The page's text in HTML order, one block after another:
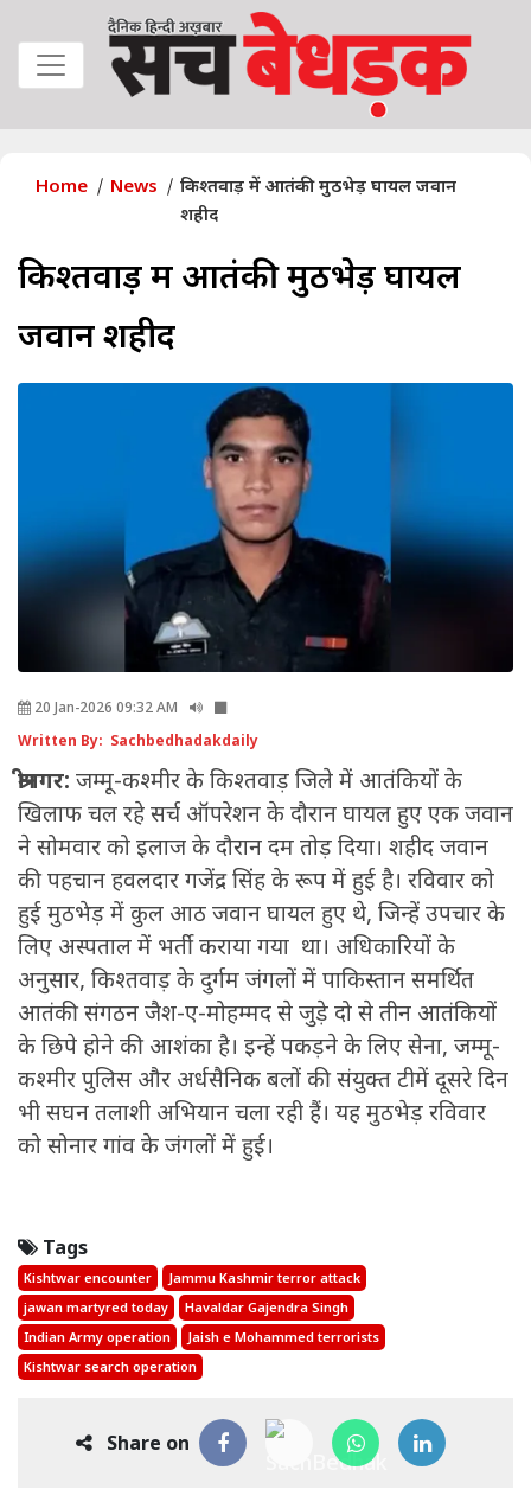
Home News
किश्तवाड़ में आतंकी मुठभेड़ घायल जवान
शहीद
किश्तवाड़ में आतंकी मुठभेड़ घायल
जवान शहीद
20 Jan-2026 09:32 AM
Written By: Sachbedhadakdaily
श्रीनगर: जम्मू-कश्मीर के किश्तवाड़ जिले में आतंकियों के
खिलाफ चल रहे सर्च ऑपरेशन के दौरान घायल हुए एक जवान
ने सोमवार को इलाज के दौरान दम तोड़ दिया। शहीद जवान
की पहचान हवलदार गजेंद्र सिंह के रूप में हुई है। रविवार को
हुई मुठभेड़ में कुल आठ जवान घायल हुए थे, जिन्हें उपचार के
लिए अस्पताल में भर्ती कराया गया था। अधिकारियों के
अनुसार, किश्तवाड़ के दुर्गम जंगलों में पाकिस्तान समर्थित
आतंकी संगठन जैश-ए-मोहम्मद से जुड़े दो से तीन आतंकियों
के छिपे होने की आशंका है। इन्हें पकड़ने के लिए सेना, जम्मू-
कश्मीर पुलिस और अर्धसैनिक बलों की संयुक्त टीमें दूसरे दिन
भी सघन तलाशी अभियान चला रही हैं। यह मुठभेड़ रविवार
को सोनार गांव के जंगलों में हुई।
Tags
Kishtwar encounter
Jammu Kashmir terror attack
jawan martyred today
Havaldar Gajendra Singh
Indian Army operation
Jaish e Mohammed terrorists
Kishtwar search operation
Share on